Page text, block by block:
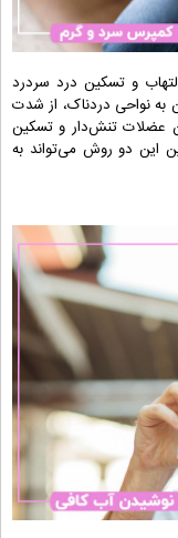
و تسکین درد سردرد
نواحی دردناک، از شدت
عضلات تنش‌دار و تسکین
این دو روش می‌تواند به